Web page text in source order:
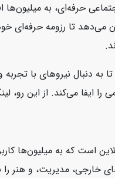
حرفه‌ای، به
تا رزومه حرفه‌ای
به دنبال نیروهای با
می‌کند. از این رو،
است که به میلیون‌ها
خارجی، مدیریت، و هنر